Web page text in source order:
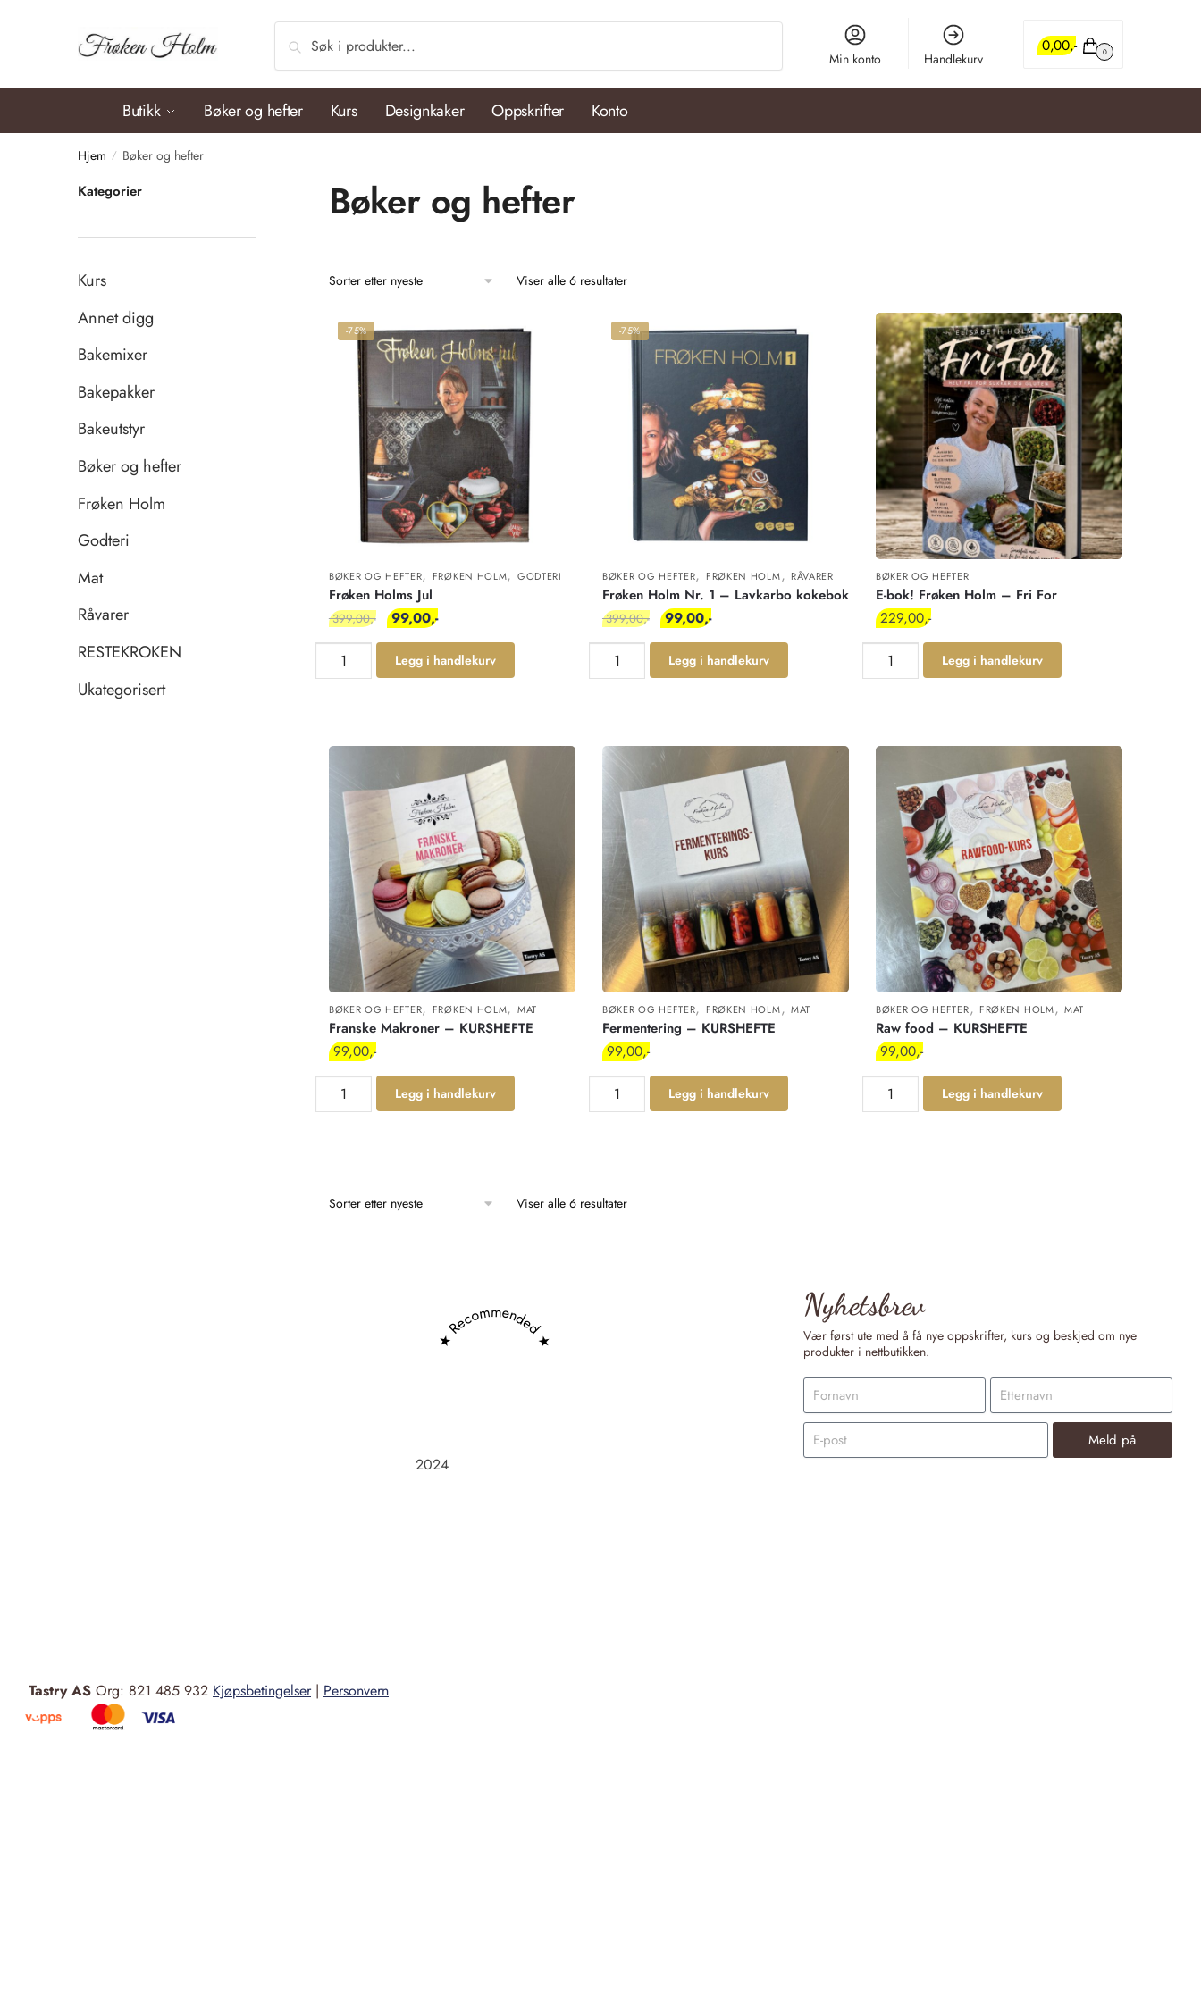
Søk
Min konto Handlekurv
0,00 0
Butikk Bøker og hefter Kurs Designkaker Oppskrifter Konto
Hjem / Bøker og hefter
Bøker og hefter
Viser alle 6 resultater
-75%
BØKER OG HEFTER, FRØKEN HOLM, GODTERI
Frøken Holms Jul
399,00 99,00
Legg i handlekurv
-75%
BØKER OG HEFTER, FRØKEN HOLM, RÅVARER
Frøken Holm Nr. 1 – Lavkarbo kokebok
399,00 99,00
Legg i handlekurv
BØKER OG HEFTER
E-bok! Frøken Holm – Fri For
229,00
Legg i handlekurv
BØKER OG HEFTER, FRØKEN HOLM, MAT
Franske Makroner – KURSHEFTE
99,00
Legg i handlekurv
BØKER OG HEFTER, FRØKEN HOLM, MAT
Fermentering – KURSHEFTE
99,00
Legg i handlekurv
BØKER OG HEFTER, FRØKEN HOLM,MAT
Raw food – KURSHEFTE
99,00
Legg i handlekurv
Viser alle 6 resultater
Kategorier
Kurs
Annet digg
Bakemixer
Bakepakker
Bakeutstyr
Bøker og hefter
Frøken Holm
Godteri
Mat
Råvarer
RESTEKROKEN
Ukategorisert
Tastry AS Org: 821 485 932 Kjøpsbetingelser| Personvern
★ Recommended ★
2024
Nyhetsbrev
Vær først ute med å få nye oppskrifter, kurs og beskjed om nye
produkter i nettbutikken.
Meld på